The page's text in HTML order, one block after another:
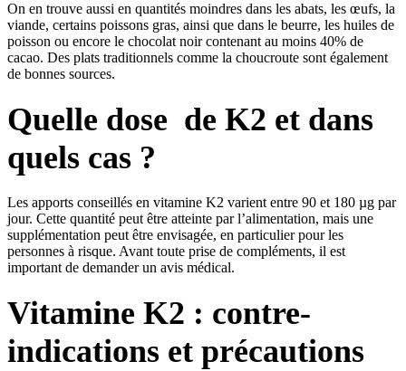
On en trouve aussi en quantités moindres dans les abats, les œufs, la
viande, certains poissons gras, ainsi que dans le beurre, les huiles de
poisson ou encore le chocolat noir contenant au moins 40% de
cacao. Des plats traditionnels comme la choucroute sont également
de bonnes sources.
Quelle dose de K2 et dans
quels cas ?
Les apports conseillés en vitamine K2 varient entre 90 et 180 µg par
jour. Cette quantité peut être atteinte par l’alimentation, mais une
supplémentation peut être envisagée, en particulier pour les
personnes à risque. Avant toute prise de compléments, il est
important de demander un avis médical.
Vitamine K2 : contre-
indications et précautions